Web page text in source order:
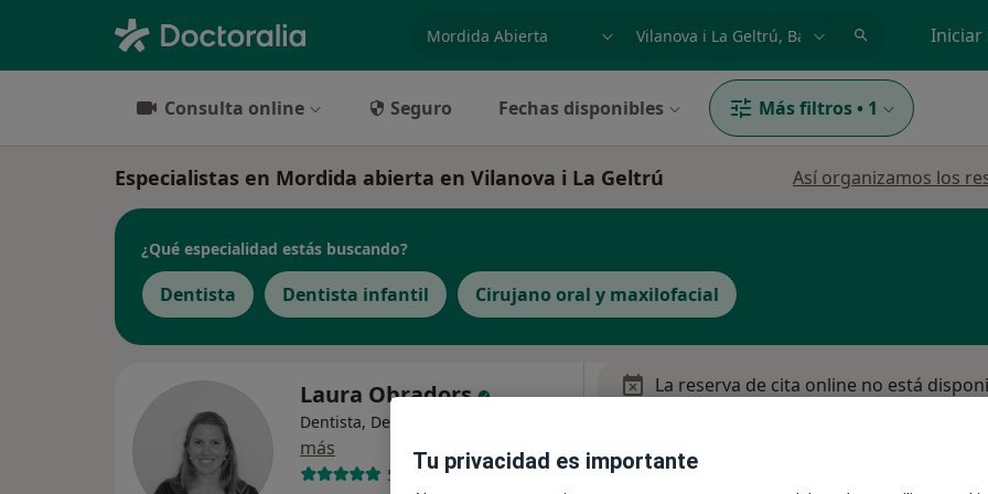
Iniciar
Consulta online Seguro Fechas disponibles Más filtros • 1
Especialistas en Mordida abierta en Vilanova i La Geltrú Así organizamos los
¿Qué especialidad estás buscando?
Dentista Dentista infantil Cirujano oral y maxilofacial
Laura Obradors
Dentista, Dentista infantil
más
51 opiniones
La reserva de cita online no está
Tu privacidad es importante